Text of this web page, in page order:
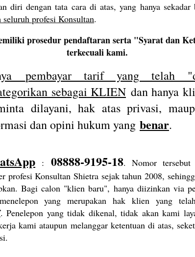
diri dengan tata cara di atas, yang hanya
profesi Konsultan.
prosedur pendaftaran serta "Syarat dan
terkecuali kami.
pembayar tarif yang telah
sebagai KLIEN dan hanya
dilayani, hak atas privasi,
dan opini hukum yang benar.
: 08888-9195-18. Nomor
profesi Konsultan Shietra sejak tahun 2008,
Bagi calon "klien baru", hanya diizinkan via
yang merupakan hak klien yang
. Penelepon yang tidak dikenal, tidak akan kami
kami ataupun melanggar ketentuan di atas,